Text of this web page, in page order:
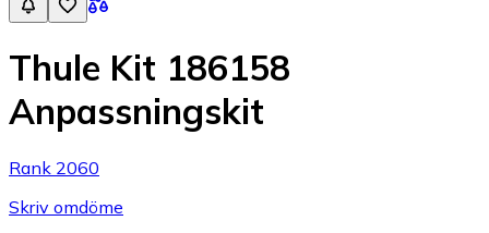
Thule Kit 186158
Anpassningskit
Rank 2060
Skriv omdöme